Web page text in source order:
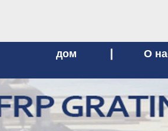
дом О